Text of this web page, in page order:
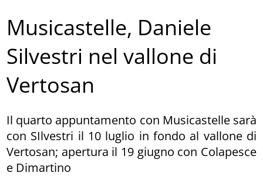
Musicastelle, Daniele
Silvestri nel vallone di
Vertosan
Il quarto appuntamento con Musicastelle sarà
con SIlvestri il 10 luglio in fondo al vallone di
Vertosan; apertura il 19 giugno con Colapesce
e Dimartino